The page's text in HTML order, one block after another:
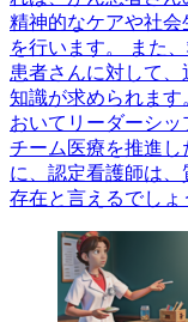
精神的なケアや社会
を行います。 また
患者さんに対して
知識が求められま
おいてリーダーシッ
チーム医療を推進し
に、認定看護師は
存在と言えるでしょ